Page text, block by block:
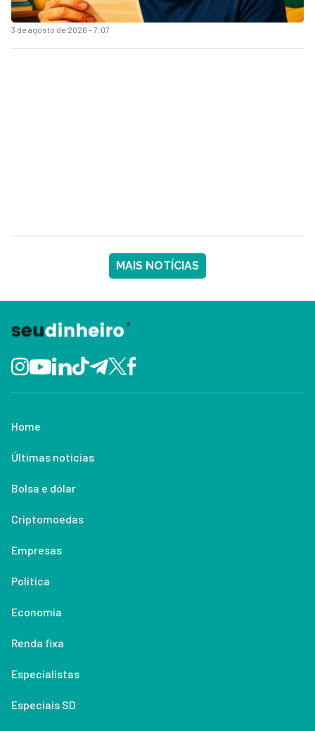
3 de agosto de 2026 - 7:07
MAIS NOTÍCIAS
Home
Últimas notícias
Bolsa e dólar
Criptomoedas
Empresas
Política
Economia
Renda fixa
Especialistas
Especiais SD